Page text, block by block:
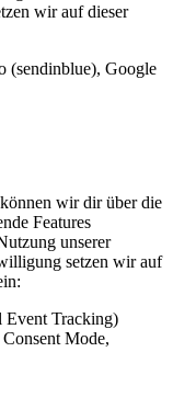
wir auf dieser
(sendinblue), Google
wir dir über die
Features
unserer
setzen wir auf
Event Tracking)
Mode,